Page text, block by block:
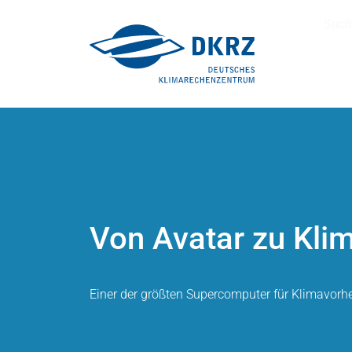
Von Avatar zu
Einer der größten Supercomputer für